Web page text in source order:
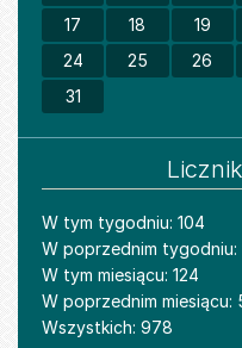
17
18 19
24
25 26
31
W tym tygodniu: 104
W poprzednim tygodniu:
W tym miesiącu: 124
W poprzednim miesiącu:
Wszystkich: 978